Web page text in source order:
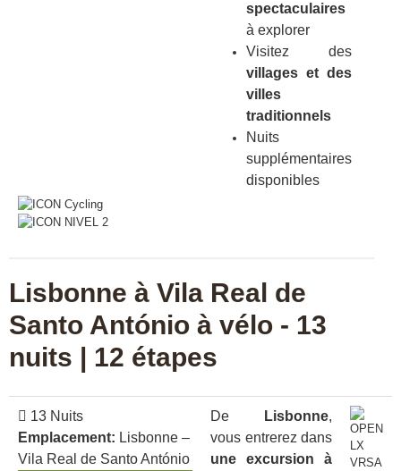
spectaculaires
à explorer
Visitez des
villages et des
villes
traditionnels
Nuits
supplémentaires
disponibles
Lisbonne à Vila Real de
Santo António à vélo - 13
nuits | 12 étapes
13 Nuits
Emplacement: Lisbonne –
Vila Real de Santo António
De Lisbonne,
vous entrerez dans
une excursion à